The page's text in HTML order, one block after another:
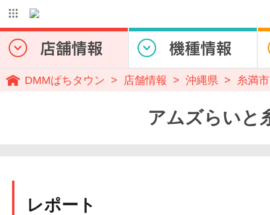
DMMぱちタウン 店舗情報 沖縄県 糸満市
アムズらいと糸満店
レポート